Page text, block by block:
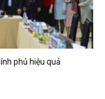
phủ hiệu quả